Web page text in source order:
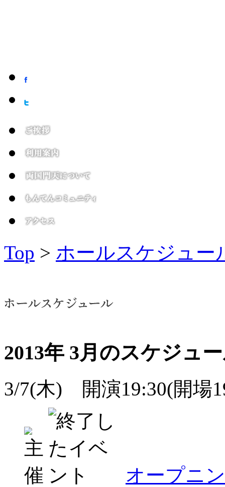
Top > ホールスケジュー
2013年 3月のスケジュ
3/7(木) 開演19:30(開場
オープニ